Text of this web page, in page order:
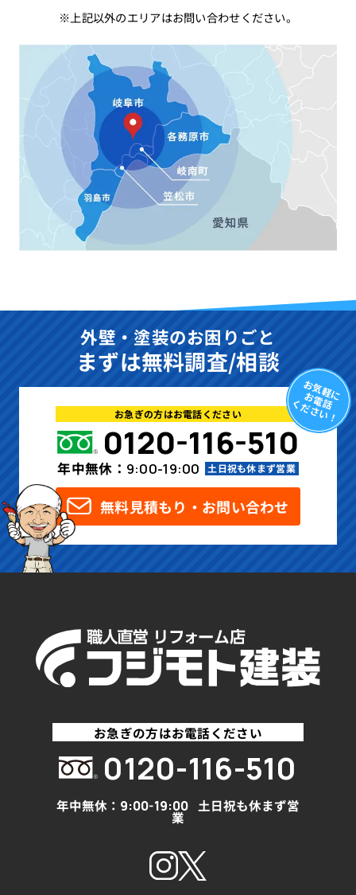
上記以外のエリアはお問い合わせください。
外壁・塗装のお困りごと
まずは無料調査/相談
お気軽に
お電話
ください！
お急ぎの方はお電話ください
0120-116-510
年中無休： 9:00-19:00 土日祝も休まず営業
無料見積もり・お問い合わせ
お急ぎの方はお電話ください
0120-116-510
年中無休： 9:00-19:00 土日祝も休まず営
業